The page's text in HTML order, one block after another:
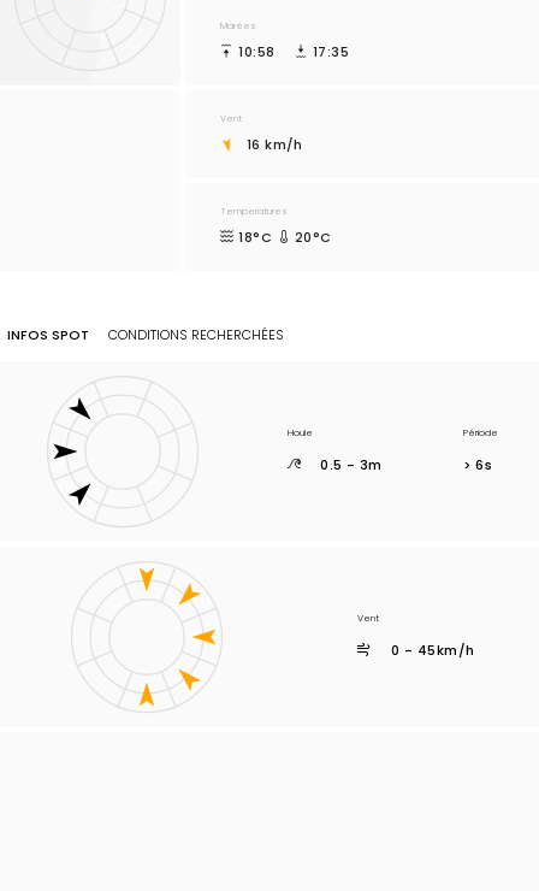
Vent
16 km/h
Marées
10:58 17:35
Temperatures
18°C 20°C
INFOS SPOT CONDITIONS RECHERCHÉES
Vent
0 - 45km/h
Houle
0.5 - 3m
Période
> 6s